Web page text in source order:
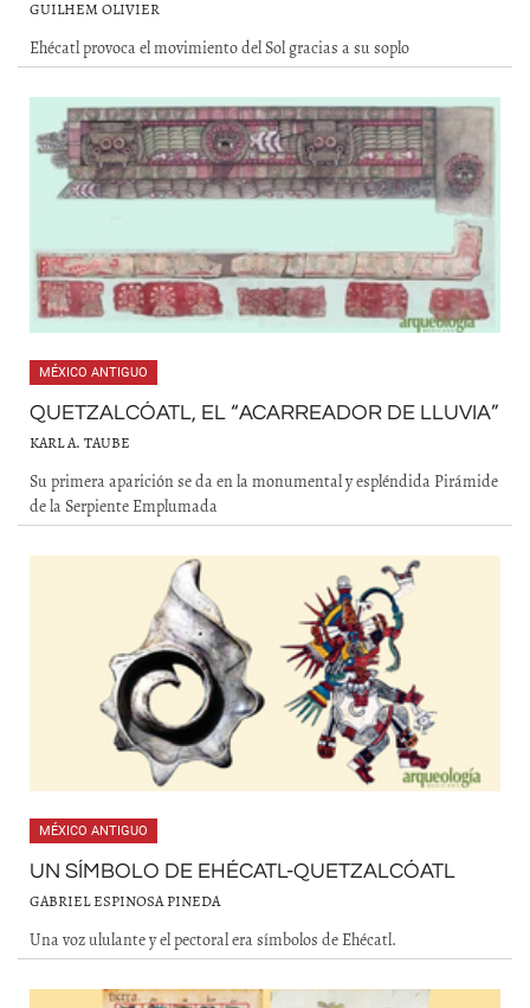
GUILHEM OLIVIER
Ehécatl provoca el movimiento del Sol gracias a su soplo
MÉXICO ANTIGUO
QUETZALCÓATL, EL “ACARREADOR DE LLUVIA”
KARL A. TAUBE
Su primera aparición se da en la monumental y espléndida Pirámide
de la Serpiente Emplumada
MÉXICO ANTIGUO
UN SÍMBOLO DE EHÉCATL-QUETZALCÓATL
GABRIEL ESPINOSA PINEDA
Una voz ululante y el pectoral era símbolos de Ehécatl.